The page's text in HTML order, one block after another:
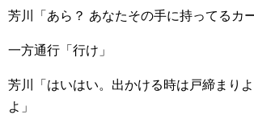
芳川「あら？ あなたその手に持ってるカー
一方通行「行け」
芳川「はいはい。出かける時は戸締まり
よ」